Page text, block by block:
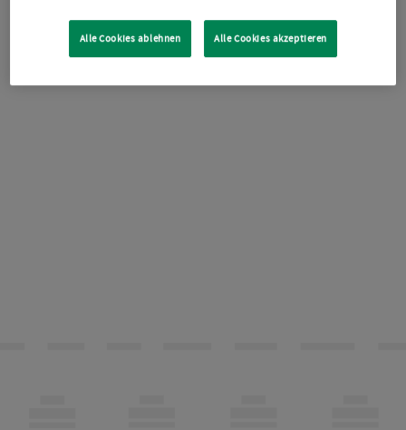
Alle Cookies ablehnen Alle Cookies akzeptieren